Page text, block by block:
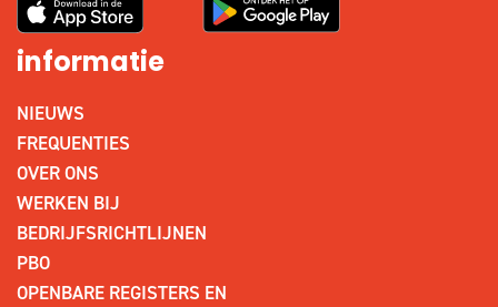
informatie
NIEUWS
FREQUENTIES
OVER ONS
WERKEN BIJ
BEDRIJFSRICHTLIJNEN
PBO
OPENBARE REGISTERS EN